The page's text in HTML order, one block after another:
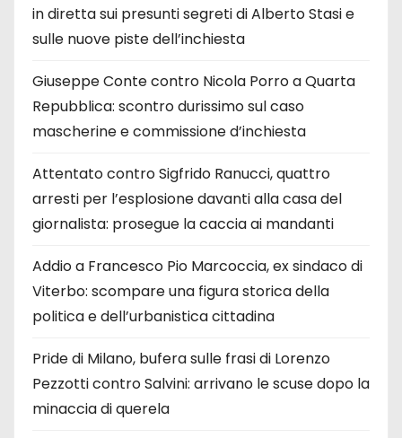
in diretta sui presunti segreti di Alberto Stasi e
sulle nuove piste dell’inchiesta
Giuseppe Conte contro Nicola Porro a Quarta
Repubblica: scontro durissimo sul caso
mascherine e commissione d’inchiesta
Attentato contro Sigfrido Ranucci, quattro
arresti per l’esplosione davanti alla casa del
giornalista: prosegue la caccia ai mandanti
Addio a Francesco Pio Marcoccia, ex sindaco di
Viterbo: scompare una figura storica della
politica e dell’urbanistica cittadina
Pride di Milano, bufera sulle frasi di Lorenzo
Pezzotti contro Salvini: arrivano le scuse dopo la
minaccia di querela